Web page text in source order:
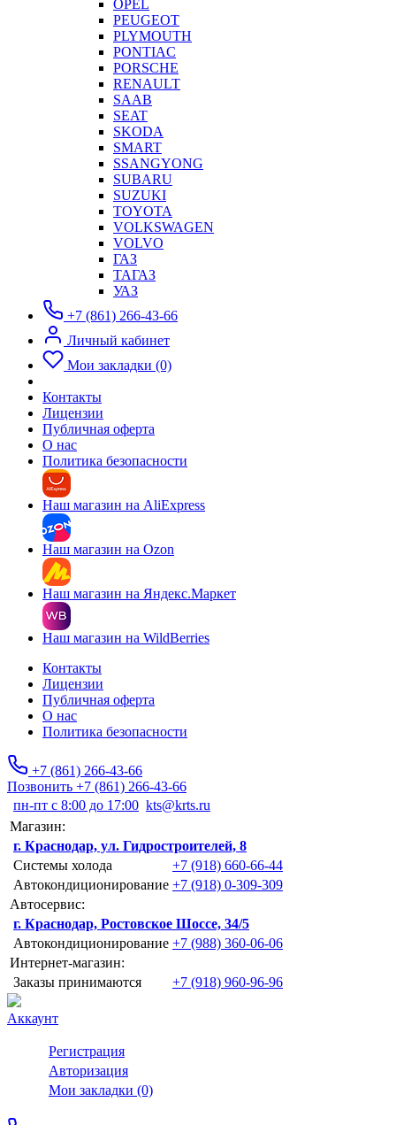
OPEL
PEUGEOT
PLYMOUTH
PONTIAC
PORSCHE
RENAULT
SAAB
SEAT
SKODA
SMART
SSANGYONG
SUBARU
SUZUKI
TOYOTA
VOLKSWAGEN
VOLVO
ГАЗ
ТАГАЗ
УАЗ
+7 (861) 266-43-66
Личный кабинет
Мои закладки (0)
Контакты
Лицензии
Публичная оферта
О нас
Политика безопасности
Наш магазин на AliExpress
Наш магазин на Ozon
Наш магазин на Яндекс.Маркет
Наш магазин на WildBerries
Контакты
Лицензии
Публичная оферта
О нас
Политика безопасности
+7 (861) 266-43-66
Позвонить +7 (861) 266-43-66
пн-пт с 8:00 до 17:00 kts@krts.ru
Магазин:
г. Краснодар, ул. Гидростроителей, 8
Системы холода
+7 (918) 660-66-44
Автокондиционирование +7 (918) 0-309-309
Автосервис:
г. Краснодар, Ростовское Шоссе, 34/5
Автокондиционирование +7 (988) 360-06-06
Интернет-магазин:
Заказы принимаются
+7 (918) 960-96-96
Аккаунт
Регистрация
Авторизация
Мои закладки (0)